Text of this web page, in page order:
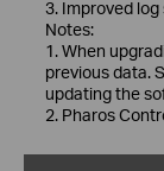
3. Improved
Notes:
1. When
previous data.
updating the
2. Pharos